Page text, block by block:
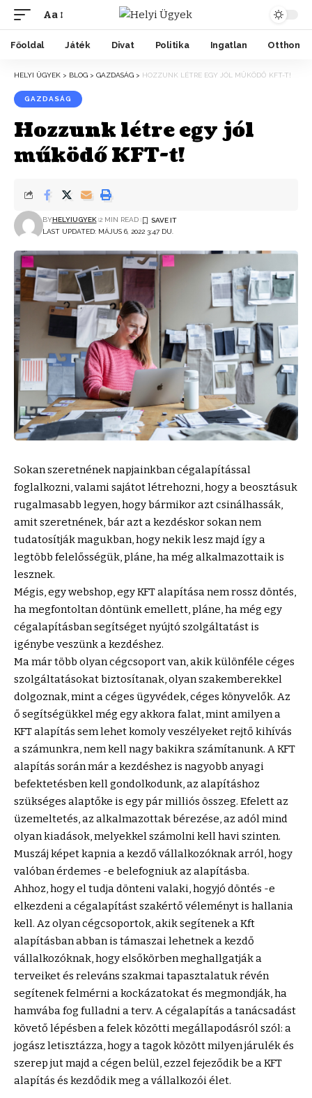
Aa
Főoldal Játék Divat Politika Ingatlan Otthon
HELYI ÜGYEK > BLOG > GAZDASÁG > HOZZUNK LÉTRE EGY JÓL MŰKÖDŐ KFT-T!
GAZDASÁG
Hozzunk létre egy jól
működő KFT-t!
LAST UPDATED: MÁJUS 6, 2022 3:47 DU.
BYHELYIUGYEK 2 MIN READ
Sokan szeretnének napjainkban cégalapítással
foglalkozni, valami sajátot létrehozni, hogy a beosztásuk
rugalmasabb legyen, hogy bármikor azt csinálhassák,
amit szeretnének, bár azt a kezdéskor sokan nem
tudatosítják magukban, hogy nekik lesz majd így a
legtöbb felelősségük, pláne, ha még alkalmazottaik is
lesznek.
Mégis, egy webshop, egy KFT alapítása nem rossz döntés,
ha megfontoltan döntünk emellett, pláne, ha még egy
cégalapításban segítséget nyújtó szolgáltatást is
igénybe veszünk a kezdéshez.
Ma már több olyan cégcsoport van, akik különféle céges
szolgáltatásokat biztosítanak, olyan szakemberekkel
dolgoznak, mint a céges ügyvédek, céges könyvelők. Az
ő segítségükkel még egy akkora falat, mint amilyen a
KFT alapítás sem lehet komoly veszélyeket rejtő kihívás
a számunkra, nem kell nagy bakikra számítanunk. AKFT
alapítás során már a kezdéshez is nagyobb anyagi
befektetésben kell gondolkodunk, az alapításhoz
szükséges alaptőke is egy pár milliós összeg. Efelett az
üzemeltetés, az alkalmazottak bérezése, az adól mind
olyan kiadások, melyekkel számolni kell havi szinten.
Muszáj képet kapnia a kezdő vállalkozóknak arról, hogy
valóban érdemes -e belefogniuk az alapításba.
Ahhoz, hogy el tudja dönteni valaki, hogyjó döntés -e
elkezdeni a cégalapítást szakértő véleményt is hallania
kell. Az olyan cégcsoportok, akik segítenek a Kft
alapításban abban is támaszai lehetnek a kezdő
vállalkozóknak, hogy elsőkörben meghallgatják a
terveiket és releváns szakmai tapasztalatuk révén
segítenek felmérni a kockázatokat és megmondják, ha
hamvába fog fulladni a terv. A cégalapítás a tanácsadást
követő lépésben a felek közötti megállapodásról szól: a
jogász letisztázza, hogy a tagok között milyen járulék és
szerep jut majd a cégen belül, ezzel fejeződik be a KFT
alapítás és kezdődik meg a vállalkozói élet.